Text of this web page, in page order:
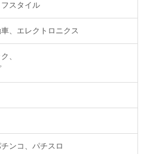
スタイル
、エレクトロニクス
、
ンコ、パチスロ